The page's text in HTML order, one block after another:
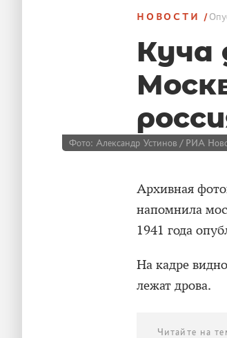
НОВОСТИ
Куча
Фото: Александр Устинов / РИА
Архивная
напомнила
1941 года
На кадре
лежат дрова.
Читайте на